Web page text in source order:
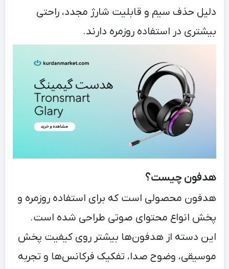
دلیل حذف سیم و قابلیت شارژ مجدد، راحتی
بیشتری در استفاده روزمره دارند.
هدفون چیست؟
هدفون محصولی است که برای استفاده روزمره و
پخش انواع محتوای صوتی طراحی شده است.
این دسته از هدفون‌ها بیشتر روی کیفیت پخش
موسیقی، وضوح صدا، تفکیک فرکانس‌ها و تجربه